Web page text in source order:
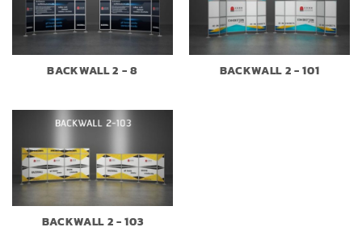
BACKWALL 2 - 8 BACKWALL 2 - 101
BACKWALL 2 - 103